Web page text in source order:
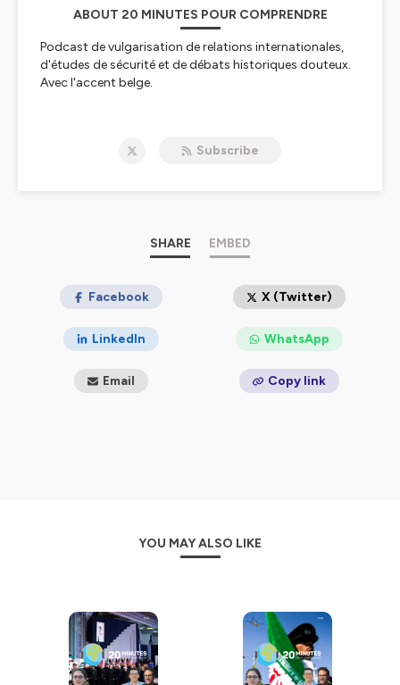
ABOUT 20 MINUTES POUR COMPRENDRE
Podcast de vulgarisation de relations internationales,
d'études de sécurité et de débats historiques douteux.
Avec l'accent belge.
Subscribe
SHARE EMBED
Facebook X (Twitter)
LinkedIn WhatsApp
Email Copy link
YOU MAY ALSO LIKE